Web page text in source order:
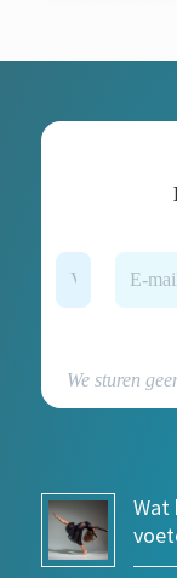
We sturen
Wat